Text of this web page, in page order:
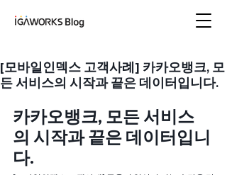
[모바일인덱스 고객사례] 카카오뱅크, 모
든 서비스의 시작과 끝은 데이터입니다.
카카오뱅크, 모든 서비스
의 시작과 끝은 데이터입니
다.